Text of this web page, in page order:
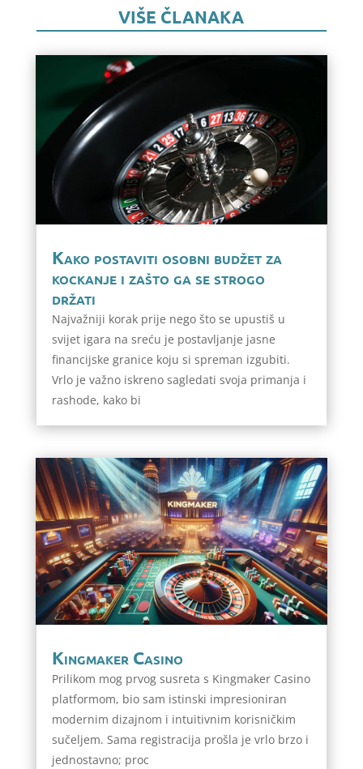
VIŠE ČLANAKA
Kako postaviti osobni budžet za
kockanje i zašto ga se strogo
držati
Najvažniji korak prije nego što se upustiš u
svijet igara na sreću je postavljanje jasne
financijske granice koju si spreman izgubiti.
Vrlo je važno iskreno sagledati svoja primanja i
rashode, kako bi
Kingmaker Casino
Prilikom mog prvog susreta s Kingmaker Casino
platformom, bio sam istinski impresioniran
modernim dizajnom i intuitivnim korisničkim
sučeljem. Sama registracija prošla je vrlo brzo i
jednostavno; proc